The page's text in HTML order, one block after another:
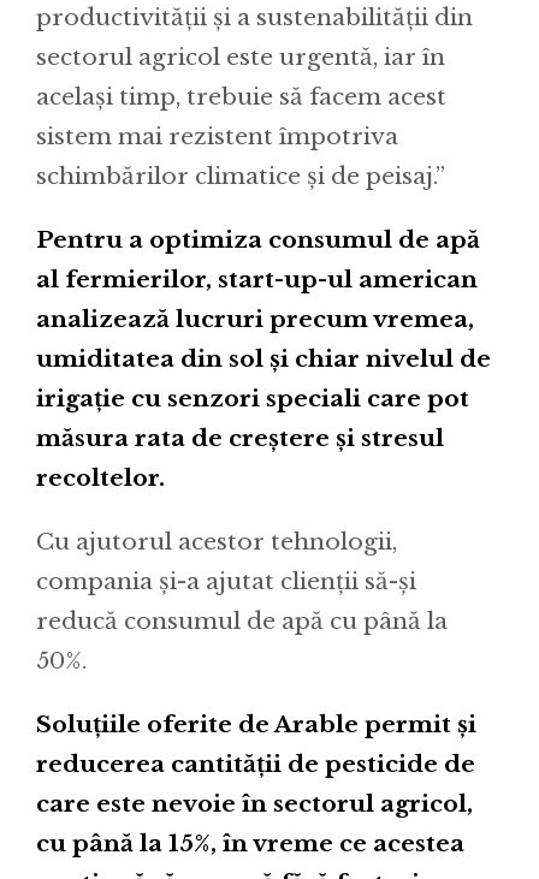
productivității și a sustenabilității din
sectorul agricol este urgentă, iar în
același timp, trebuie să facem acest
sistem mai rezistent împotriva
schimbărilor climatice și de peisaj.”
Pentru a optimiza consumul de apă
al fermierilor, start-up-ul american
analizează lucruri precum vremea,
umiditatea din sol și chiar nivelul de
irigație cu senzori speciali care pot
măsura rata de creștere și stresul
recoltelor.
Cu ajutorul acestor tehnologii,
compania și-a ajutat clienții să-și
reducă consumul de apă cu până la
50%.
Soluțiile oferite de Arable permit și
reducerea cantității de pesticide de
care este nevoie în sectorul agricol,
cu până la 15%, în vreme ce acestea